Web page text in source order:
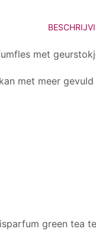
met
met meer
green tea